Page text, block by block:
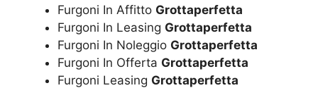
Furgoni In Affitto Grottaperfetta
Furgoni In Leasing Grottaperfetta
Furgoni In Noleggio Grottaperfetta
Furgoni In Offerta Grottaperfetta
Furgoni Leasing Grottaperfetta